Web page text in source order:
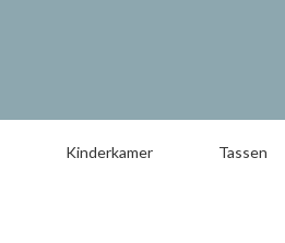
Kinderkamer Tassen